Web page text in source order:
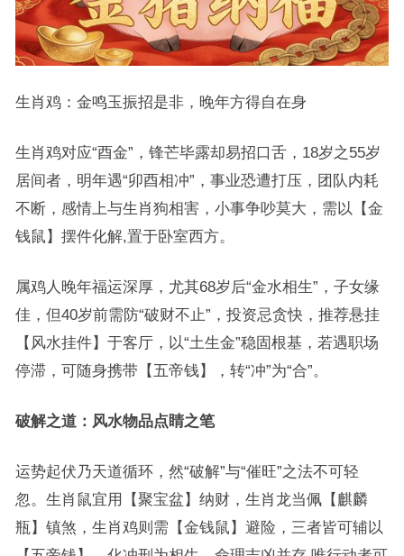
生肖鸡：金鸣玉振招是非，晚年方得自在身
生肖鸡对应“酉金”，锋芒毕露却易招口舌，18岁之55岁
居间者，明年遇“卯酉相冲”，事业恐遭打压，团队内耗
不断，感情上与生肖狗相害，小事争吵莫大，需以【金
钱鼠】摆件化解,置于卧室西方。
属鸡人晚年福运深厚，尤其68岁后“金水相生”，子女缘
佳，但40岁前需防“破财不止”，投资忌贪快，推荐悬挂
【风水挂件】于客厅，以“土生金”稳固根基，若遇职场
停滞，可随身携带【五帝钱】，转“冲”为“合”。
破解之道：风水物品点睛之笔
运势起伏乃天道循环，然“破解”与“催旺”之法不可轻
忽。生肖鼠宜用【聚宝盆】纳财，生肖龙当佩【麒麟
瓶】镇煞，生肖鸡则需【金钱鼠】避险，三者皆可辅以